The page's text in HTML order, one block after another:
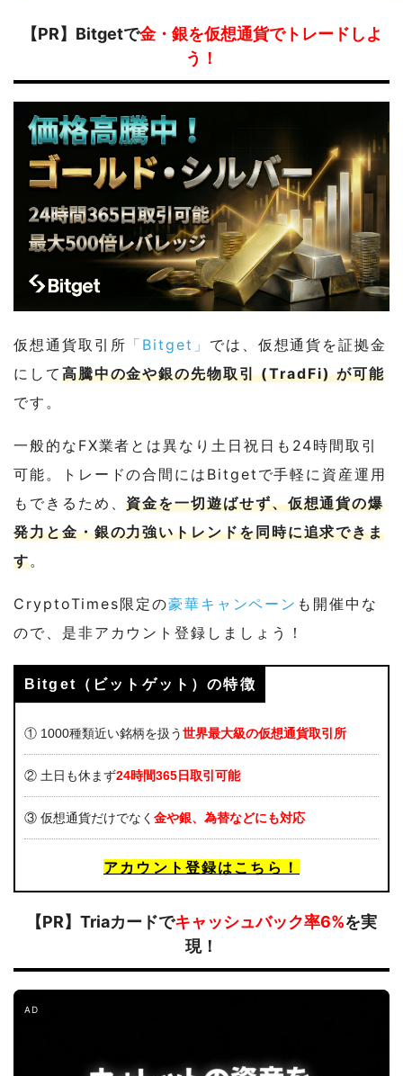
【PR】Bitgetで金・銀を仮想通貨でトレードしよ
う！
仮想通貨取引所 「Bitget」 では、仮想通貨を証拠金
にして 高騰中の金や銀の先物取引 (TradFi) が可能
です。
一般的なFX業者とは異なり土日祝日も24時間取引
可能。トレードの合間にはBitgetで手軽に資産運用
もできるため、資金を一切遊ばせず、仮想通貨の爆
発力と金・銀の力強いトレンドを同時に追求できま
す。
CryptoTimes限定の豪華キャンペーン も開催中な
ので、是非アカウント登録しましょう！
Bitget（ビットゲット）の特徴
① 1000種類近い銘柄を扱う世界最大級の仮想通貨取引所
② 土日も休まず24時間365日取引可能
③ 仮想通貨だけでなく 金や銀、為替などにも対応
アカウント登録はこちら！
【PR】Triaカードでキャッシュバック率6%を実
現！
AD